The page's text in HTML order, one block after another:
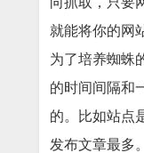
就能将你的网
为了培养蜘蛛
的时间间隔和
的。比如站点
发布文章最多